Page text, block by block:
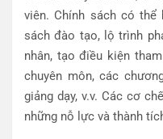
viên. Chính sách có
sách đào tạo, lộ trình
nhân, tạo điều kiện
chuyên môn, các
giảng dạy, v.v. Các cơ
những nỗ lực và thành